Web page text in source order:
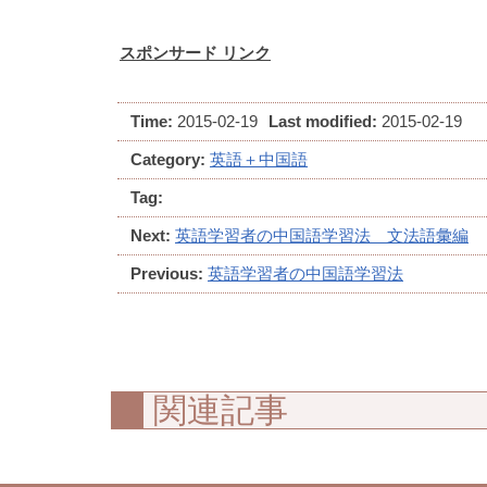
スポンサード リンク
Time: 2015-02-19 Last modified: 2015-02-19
Category: 英語＋中国語
Tag:
Next: 英語学習者の中国語学習法 文法語彙編
Previous: 英語学習者の中国語学習法
関連記事